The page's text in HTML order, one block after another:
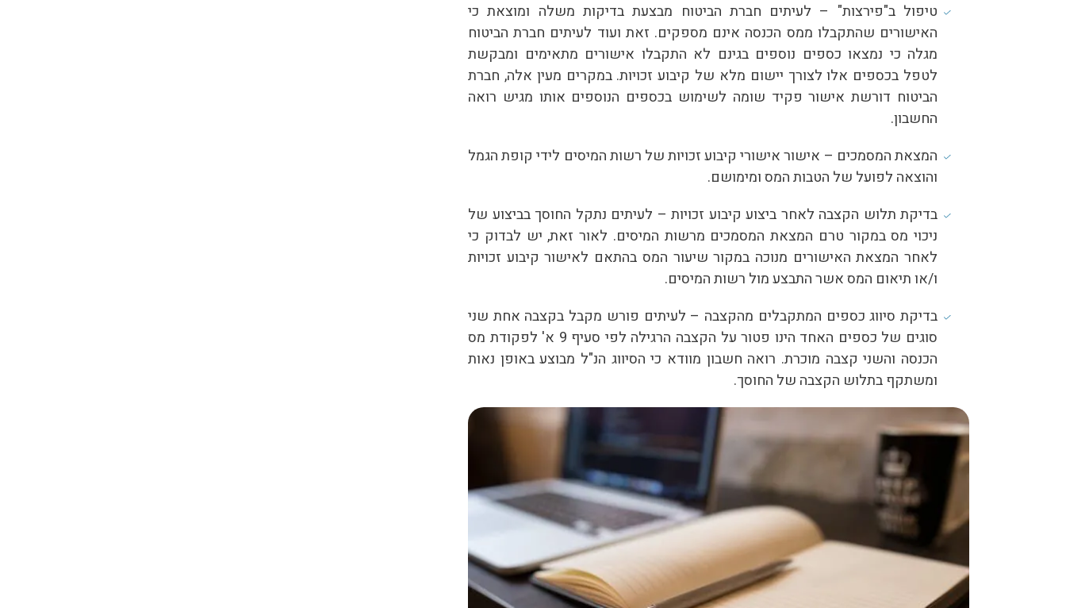
טיפול ב"פירצות" – לעיתים חברת הביטוח מבצעת בדיקות משלה ומוצאת כי
האישורים שהתקבלו ממס הכנסה אינם מספקים. זאת ועוד לעיתים חברת הביטוח
מגלה כי נמצאו כספים נוספים בגינם לא התקבלו אישורים מתאימים ומבקשת
לטפל בכספים אלו לצורך יישום מלא של קיבוע זכויות. במקרים מעין אלה, חברת
הביטוח דורשת אישור פקיד שומה לשימוש בכספים הנוספים אותו מגיש רואה
החשבון.
המצאת המסמכים – אישור אישורי קיבוע זכויות של רשות המיסים לידי קופת הגמל
והוצאה לפועל של הטבות המס ומימושם.
בדיקת תלוש הקצבה לאחר ביצוע קיבוע זכויות – לעיתים נתקל החוסך בביצוע של
ניכוי מס במקור טרם המצאת המסמכים מרשות המיסים. לאור זאת, יש לבדוק כי
לאחר המצאת האישורים מנוכה במקור שיעור המס בהתאם לאישור קיבוע זכויות
ו/או תיאום המס אשר התבצע מול רשות המיסים.
בדיקת סיווג כספים המתקבלים מהקצבה – לעיתים פורש מקבל בקצבה אחת שני
סוגים של כספים האחד הינו פטור על הקצבה הרגילה לפי סעיף 9 א' לפקודת מס
הכנסה והשני קצבה מוכרת. רואה חשבון מוודא כי הסיווג הנ"ל מבוצע באופן נאות
ומשתקף בתלוש הקצבה של החוסך.